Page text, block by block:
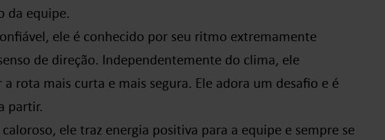
da equipe.
ele é conhecido por seu ritmo extremamente
de direção. Independentemente do clima, ele
rota mais curta e mais segura. Ele adora um desafio e é
partir.
ele traz energia positiva para a equipe e sempre se